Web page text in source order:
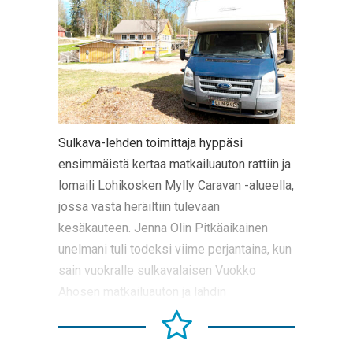
Sulkava-lehden toimittaja hyppäsi
ensimmäistä kertaa matkailuauton rattiin ja
lomaili Lohikosken Mylly Caravan -alueella,
jossa vasta heräiltiin tulevaan
kesäkauteen. Jenna Olin Pitkäaikainen
unelmani tuli todeksi viime perjantaina, kun
sain vuokralle sulkavalaisen Vuokko
Ahosen matkailuauton ja lähdin